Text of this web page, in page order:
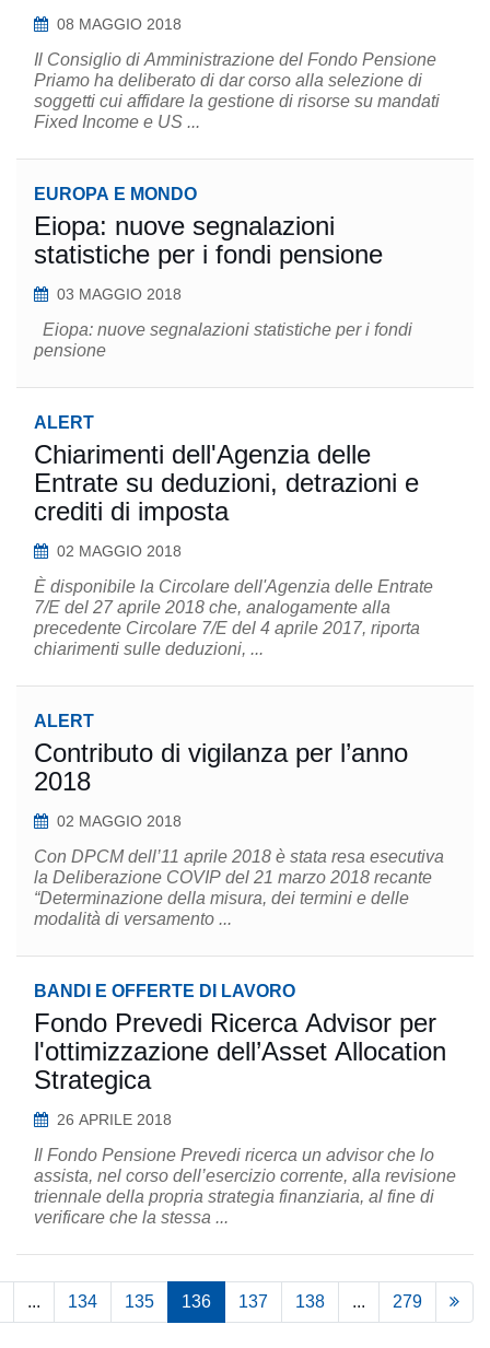
08 MAGGIO 2018
Il Consiglio di Amministrazione del Fondo Pensione
Priamo ha deliberato di dar corso alla selezione di
soggetti cui affidare la gestione di risorse su mandati
Fixed Income e US ...
EUROPA E MONDO
Eiopa: nuove segnalazioni
statistiche per i fondi pensione
03 MAGGIO 2018
pensione
ALERT
Chiarimenti dell'Agenzia delle
Entrate su deduzioni, detrazioni e
crediti di imposta
02 MAGGIO 2018
È disponibile la Circolare dell'Agenzia delle Entrate
7/E del 27 aprile 2018 che, analogamente alla
precedente Circolare 7/E del 4 aprile 2017, riporta
chiarimenti sulle deduzioni, ...
ALERT
Contributo di vigilanza per l’anno
2018
02 MAGGIO 2018
Con DPCM dell’11 aprile 2018 è stata resa esecutiva
la Deliberazione COVIP del 21 marzo 2018 recante
“Determinazione della misura, dei termini e delle
modalità di versamento ...
BANDI E OFFERTE DI LAVORO
Fondo Prevedi Ricerca Advisor per
l'ottimizzazione dell’Asset Allocation
Strategica
26 APRILE 2018
Il Fondo Pensione Prevedi ricerca un advisor che lo
assista, nel corso dell’esercizio corrente, alla revisione
triennale della propria strategia finanziaria, al fine di
verificare che la stessa ...
... 134 135 136 137 138 ... 279